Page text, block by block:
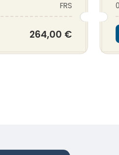
FRS
264,00 €